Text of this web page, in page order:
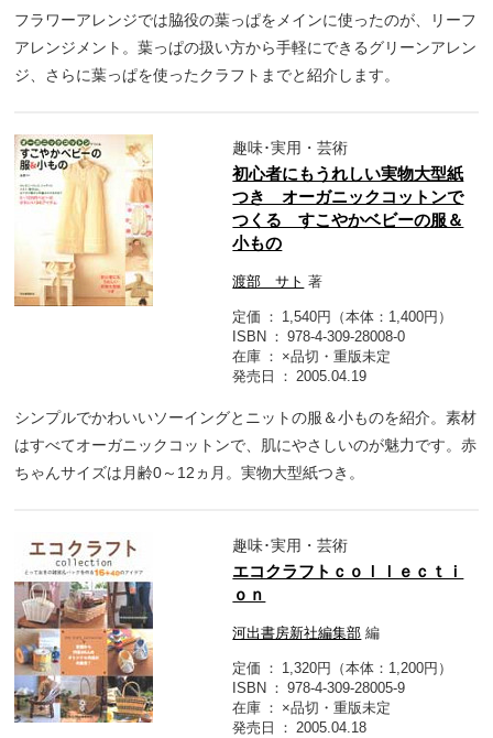
フラワーアレンジでは脇役の葉っぱをメインに使ったのが、リーフ
アレンジメント。葉っぱの扱い方から手軽にできるグリーンアレン
ジ、さらに葉っぱを使ったクラフトまでと紹介します。
趣味･実用・芸術
初心者にもうれしい実物大型紙
つき オーガニックコットンで
つくる すこやかベビーの服＆
小もの
渡部 サト 著
定価
1,540円（本体：1,400円）
ISBN
978-4-309-28008-0
在庫
×品切・重版未定
発売日
2005.04.19
シンプルでかわいいソーイングとニットの服＆小ものを紹介。素材
はすべてオーガニックコットンで、肌にやさしいのが魅力です。赤
ちゃんサイズは月齢0～12ヵ月。実物大型紙つき。
趣味･実用・芸術
エコクラフトｃｏｌｌｅｃｔｉ
ｏｎ
河出書房新社編集部 編
定価
1,320円（本体：1,200円）
ISBN
978-4-309-28005-9
在庫
×品切・重版未定
発売日
2005.04.18